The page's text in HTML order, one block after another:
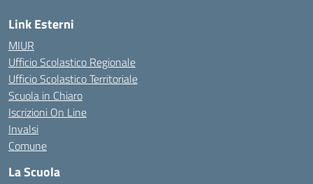
Link Esterni
MIUR
Ufficio Scolastico Regionale
Ufficio Scolastico Territoriale
Scuola in Chiaro
Iscrizioni On Line
Invalsi
Comune
La Scuola